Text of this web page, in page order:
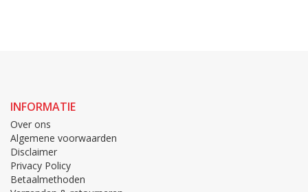
INFORMATIE
Over ons
Algemene voorwaarden
Disclaimer
Privacy Policy
Betaalmethoden